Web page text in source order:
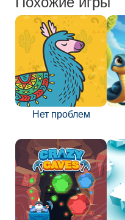
Нет проблем